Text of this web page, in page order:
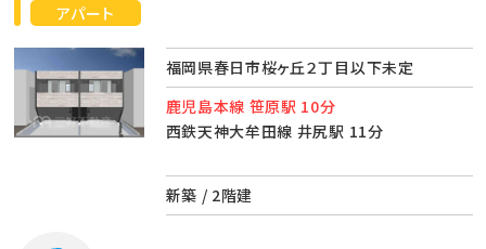
アパート
福岡県春日市桜ヶ丘２丁目以下未定
鹿児島本線 笹原駅 10分
西鉄天神大牟田線 井尻駅 11分
新築 / 2階建